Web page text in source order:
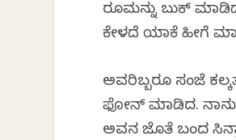
ರೂಮನ್ನು ಬುಕ್
ಕೇಳದೆ ಯಾಕೆ ಹೀಗೆ
ಅವರಿಬ್ಬರೂ ಸಂಜೆ
ಫೋನ್ ಮಾಡಿದ. ನಾನು
ಅವನ ಜೊತೆ ಬಂದ